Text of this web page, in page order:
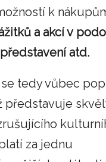
k
a akcí v
atd.
tedy vůbec
představuje
za jednu